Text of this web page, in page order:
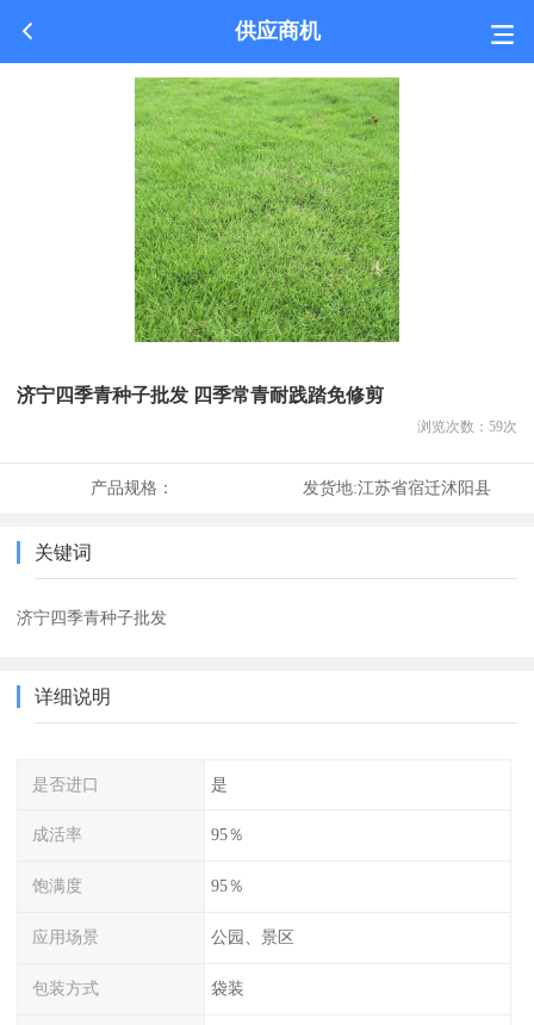
供应商机
济宁四季青种子批发 四季常青耐践踏免修剪
浏览次数： 59次
产品规格： 发货地:江苏省宿迁沭阳县
关键词
济宁四季青种子批发
详细说明
是否进口 是
成活率 95％
饱满度 95％
应用场景 公园、景区
包装方式 袋装